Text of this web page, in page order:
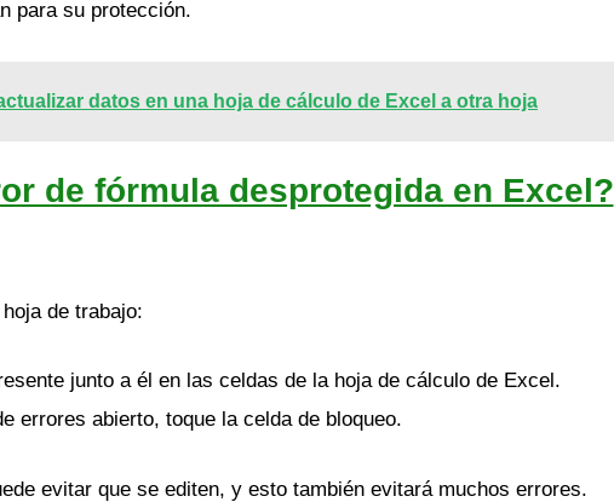
para su protección.
datos en una hoja de cálculo de Excel a otra hoja
de fórmula desprotegida en Excel?
de trabajo:
junto a él en las celdas de la hoja de cálculo de Excel.
errores abierto, toque la celda de bloqueo.
evitar que se editen, y esto también evitará muchos errores.